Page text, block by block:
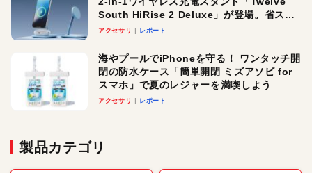
South HiRise 2 Deluxe」が登場。省スペ
ースでおしゃれに充電したい人にオスス
アクセサリ レポート
海やプールでiPhoneを守る！ ワンタッチ開
閉の防水ケース「簡単開閉 ミズアソビ for
スマホ」で夏のレジャーを満喫しよう
アクセサリ レポート
製品カテゴリ